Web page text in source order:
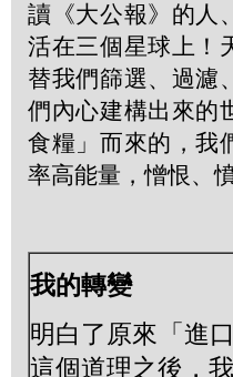
讀《大公報》的人
活在三個星球上！
替我們篩選、過濾
們內心建構出來的
食糧」而來的，我
率高能量，憎恨、
我的轉變
明白了原來「進
這個道理之後，